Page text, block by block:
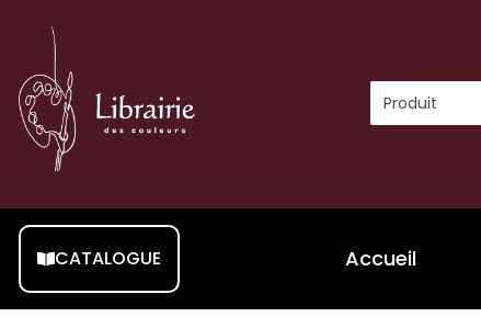
CATALOGUE Accueil